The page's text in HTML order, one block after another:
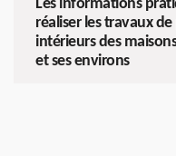
Les informations
réaliser les travaux
intérieurs des
et ses environs